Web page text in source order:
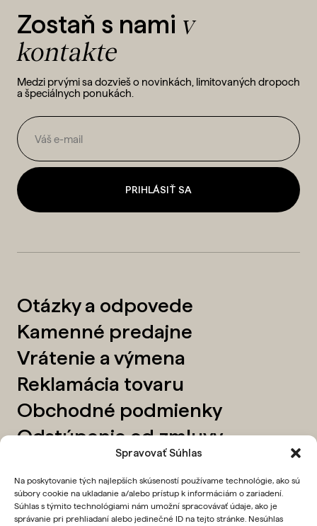
Spravovať Súhlas
Na poskytovanie tých najlepších skúseností používame technológie, ako sú
súbory cookie na ukladanie a/alebo prístup k informáciám o zariadení.
Súhlas s týmito technológiami nám umožní spracovávať údaje, ako je
správanie pri prehliadaní alebo jedinečné ID na tejto stránke. Nesúhlas
Zostaň s nami v
kontakte
Medzi prvými sa dozvieš o novinkách, limitovaných dropoch
a špeciálnych ponukách.
PRIHLÁSIŤ SA
Otázky a odpovede
Kamenné predajne
Vrátenie a výmena
Reklamácia tovaru
Obchodné podmienky
Odstúpenie od zmluvy
Kontakt
Instagram